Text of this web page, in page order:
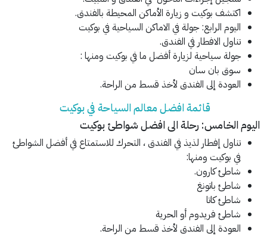
اكتشف بوكيت و زيارة الأماكن المحيطة بالفندق.
اليوم الرابع: جولة في الاماكن السياحية في بوكيت
تناول الافطار في الفندق.
جولة سياحية لزيارة أفضل ما في بوكيت ومنها :
سوق بان سان
العودة إلى الفندق لأخذ قسط من الراحة.
قائمة افضل معالم السياحة في بوكيت
اليوم الخامس: رحلة الى افضل شواطئ بوكيت
تناول إفطار لذيذ في الفندق ، التحرك للاستمتاع في أفضل الشواطئ
في بوكيت ومنها:
شاطئ كارون.
شاطئ باتونغ
شاطئ كاتا
شاطئ فريدوم أو الحرية
العودة إلى الفندق لأخذ قسط من الراحة.